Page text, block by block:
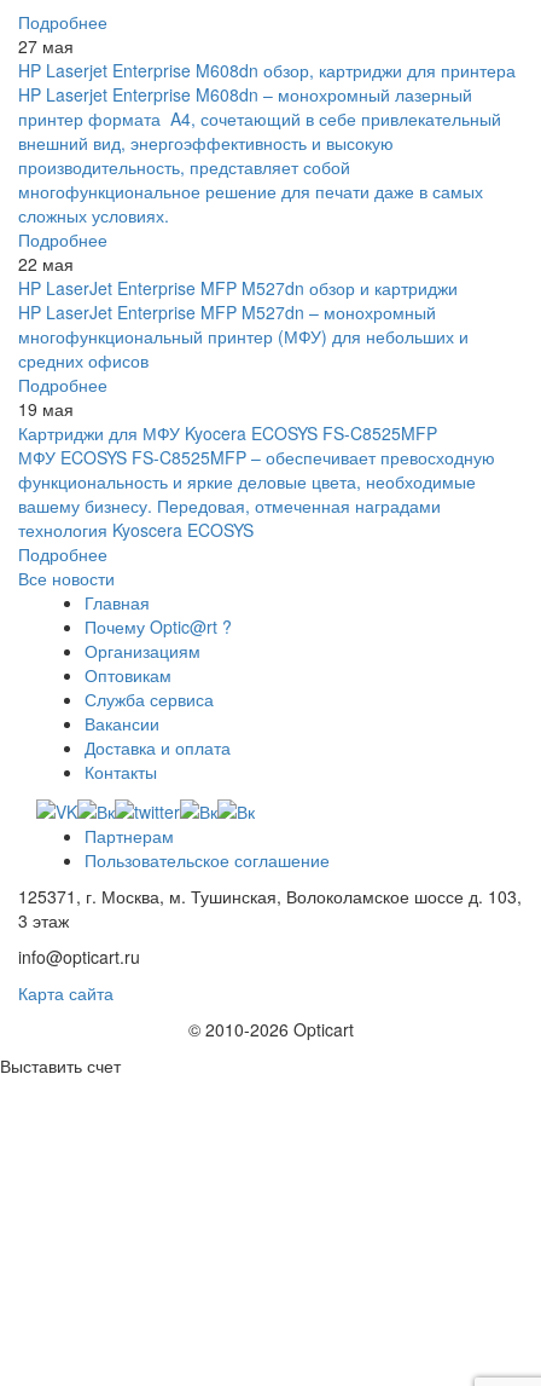
Подробнее
27 мая
HP Laserjet Enterprise M608dn обзор, картриджи для принтера
HP Laserjet Enterprise M608dn – монохромный лазерный
принтер формата A4, сочетающий в себе привлекательный
внешний вид, энергоэффективность и высокую
производительность, представляет собой
многофункциональное решение для печати даже в самых
сложных условиях.
Подробнее
22 мая
HP LaserJet Enterprise MFP M527dn обзор и картриджи
HP LaserJet Enterprise MFP M527dn – монохромный
многофункциональный принтер (МФУ) для небольших и
средних офисов
Подробнее
19 мая
Картриджи для МФУ Kyocera ECOSYS FS-C8525MFP
МФУ ECOSYS FS-C8525MFP – обеспечивает превосходную
функциональность и яркие деловые цвета, необходимые
вашему бизнесу. Передовая, отмеченная наградами
технология Kyoscera ECOSYS
Подробнее
Все новости
Главная
Почему Optic@rt ?
Организациям
Оптовикам
Служба сервиса
Вакансии
Доставка и оплата
Контакты
Партнерам
Пользовательское соглашение
125371, г. Москва, м. Тушинская, Волоколамское шоссе д. 103,
3 этаж
info@opticart.ru
Карта сайта
© 2010-2026 Opticart
Выставить счет